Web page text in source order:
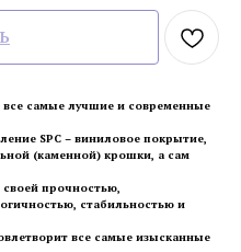
все самые лучшие и современные
SPC – виниловое покрытие,
(каменной) крошки, а сам
прочностью,
стабильностью и
все самые изысканные